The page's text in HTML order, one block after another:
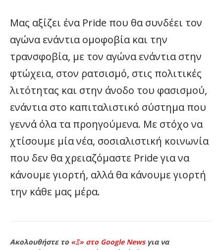
Μας αξίζει ένα Pride που θα συνδέει τον
αγώνα ενάντια ομοφοβία και την
τρανσφοβία, με τον αγώνα ενάντια στην
φτώχεια, στον ρατσισμό, στις πολιτικές
λιτότητας και στην άνοδο του φασισμού,
ενάντια στο καπιταλιστικό σύστημα που
γεννά όλα τα προηγούμενα. Με στόχο να
χτίσουμε μία νέα, σοσιαλιστική κοινωνία
που δεν θα χρειαζόμαστε Pride για να
κάνουμε γιορτή, αλλά θα κάνουμε γιορτή
την κάθε μας μέρα.
Ακολουθήστε το «Ξ» στο Google Newsγια να